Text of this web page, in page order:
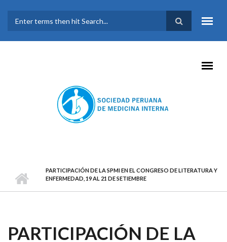
FORMULARIO DE
BÚSQUEDA
PARTICIPACIÓN DE LA SPMI EN EL CONGRESO DE LITERATURA Y
ENFERMEDAD, 19 AL 21 DE SETIEMBRE
PARTICIPACIÓN DE LA